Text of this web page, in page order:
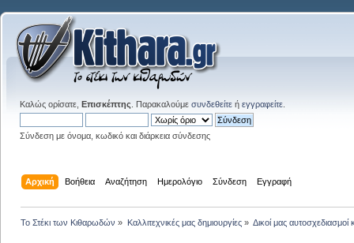
Καλώς ορίσατε, Επισκέπτης . Παρακαλούμε συνδεθείτε ή εγγραφείτε
Σύνδεση με όνομα, κωδικό και διάρκεια σύνδεσης
Αρχική Βοήθεια Αναζήτηση Ημερολόγιο Σύνδεση Εγγραφή
Το Στέκι των Κιθαρωδών » Καλλιτεχνικές μας δημιουργίες» Δικοί μας αυτοσχεδιασμοί